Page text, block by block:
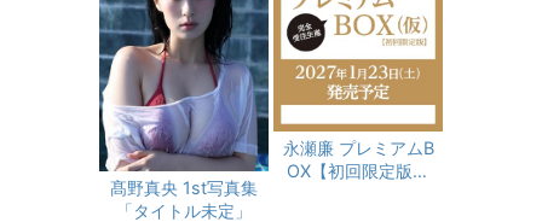
髙野真央 1st写真集
「タイトル未定」
永瀬廉 プレミアムB
OX【初回限定版】